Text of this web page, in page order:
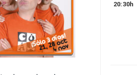
20:30h